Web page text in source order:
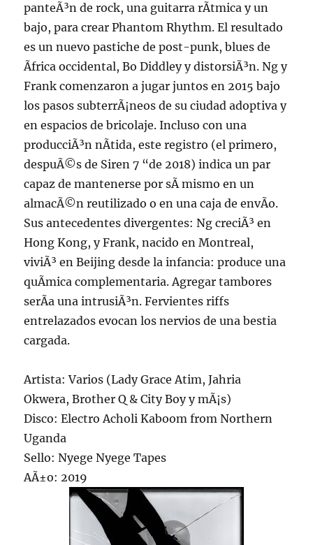
panteÃ³n de rock, una guitarra rÃ­tmica y un
bajo, para crear Phantom Rhythm. El resultado
es un nuevo pastiche de post-punk, blues de
Ãfrica occidental, Bo Diddley y distorsiÃ³n. Ng y
Frank comenzaron a jugar juntos en 2015 bajo
los pasos subterrÃ¡neos de su ciudad adoptiva y
en espacios de bricolaje. Incluso con una
producciÃ³n nÃ­tida, este registro (el primero,
despuÃ©s de Siren 7 “de 2018) indica un par
capaz de mantenerse por sÃ­ mismo en un
almacÃ©n reutilizado o en una caja de envÃ­o.
Sus antecedentes divergentes: Ng creciÃ³ en
Hong Kong, y Frank, nacido en Montreal,
viviÃ³ en Beijing desde la infancia: produce una
quÃ­mica complementaria. Agregar tambores
serÃ­a una intrusiÃ³n. Fervientes riffs
entrelazados evocan los nervios de una bestia
cargada.
Artista: Varios (Lady Grace Atim, Jahria
Okwera, Brother Q & City Boy y mÃ¡s)
Disco: Electro Acholi Kaboom from Northern
Uganda
Sello: Nyege Nyege Tapes
AÃ±o: 2019